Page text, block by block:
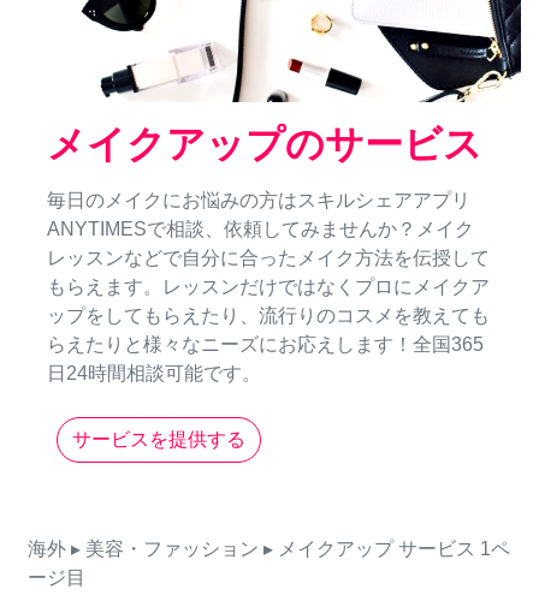
メイクアップのサービス
毎日のメイクにお悩みの方はスキルシェアアプリ
ANYTIMESで相談、依頼してみませんか？メイク
レッスンなどで自分に合ったメイク方法を伝授して
もらえます。レッスンだけではなくプロにメイクア
ップをしてもらえたり、流行りのコスメを教えても
らえたりと様々なニーズにお応えします！全国365
日24時間相談可能です。
サービスを提供する
海外 ▸ 美容・ファッション ▸ メイクアップ サービス 1ペ
ージ目